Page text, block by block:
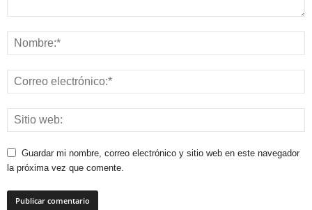
Guardar mi nombre, correo electrónico y sitio web en este navegador
la próxima vez que comente.